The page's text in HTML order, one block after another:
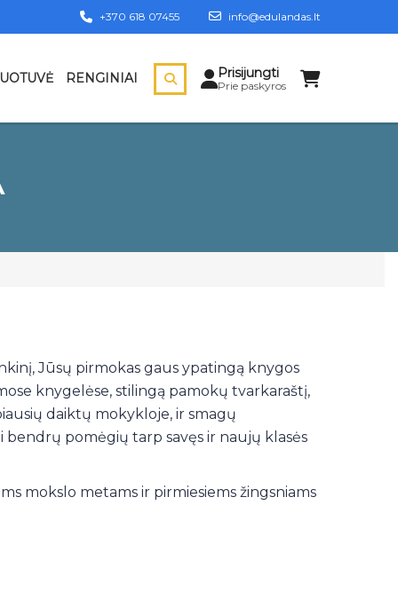
info@edulandas.lt
+370 618 07455
Prisijungti
Prie paskyros
RENGINIAI
Jūsų pirmokas gaus ypatingą knygos
knygelėse, stilingą pamokų tvarkaraštį,
daiktų mokykloje, ir smagų
bendrų pomėgių tarp savęs ir naujų klasės
mokslo metams ir pirmiesiems žingsniams